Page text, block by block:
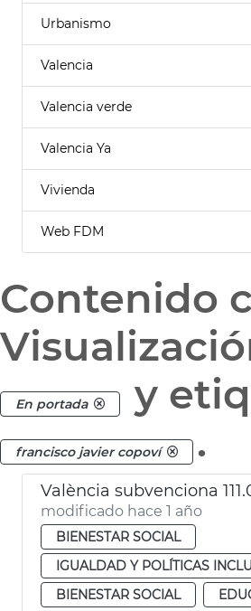
Urbanismo
Valencia
Valencia verde
Valencia Ya
Vivienda
Web FDM
Contenido
En portada y
francisco javier copoví .
modificado hace 1 año
BIENESTAR SOCIAL
IGUALDAD Y POLÍTICAS
BIENESTAR SOCIAL